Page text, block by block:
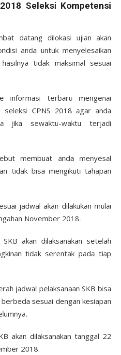
2018 Seleksi Kompetensi
datang dilokasi ujian akan
anda untuk menyelesaikan
tidak maksimal sesuai
informasi terbaru mengenai
seleksi CPNS 2018 agar anda
jika sewaktu-waktu terjadi
membuat anda menyesal
tidak bisa mengikuti tahapan
jadwal akan dilakukan mulai
November 2018.
akan dilaksanakan setelah
tidak serentak pada tiap
jadwal pelaksanaan SKB bisa
sesuai dengan kesiapan
akan dilaksanakan tanggal 22
2018.